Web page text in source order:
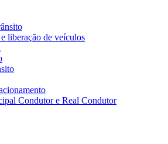
liberação de veículos
Condutor e Real Condutor